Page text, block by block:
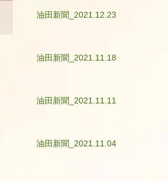
油田新聞_2021.12.23
油田新聞_2021.11.18
油田新聞_2021.11.11
油田新聞_2021.11.04